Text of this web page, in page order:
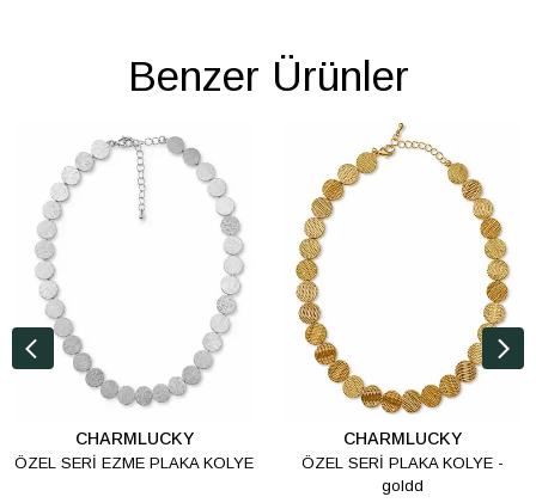
Benzer Ürünler
CHARMLUCKY
ÖZEL SERİ EZME PLAKA KOLYE
CHARMLUCKY
ÖZEL SERİ PLAKA KOLYE -
goldd